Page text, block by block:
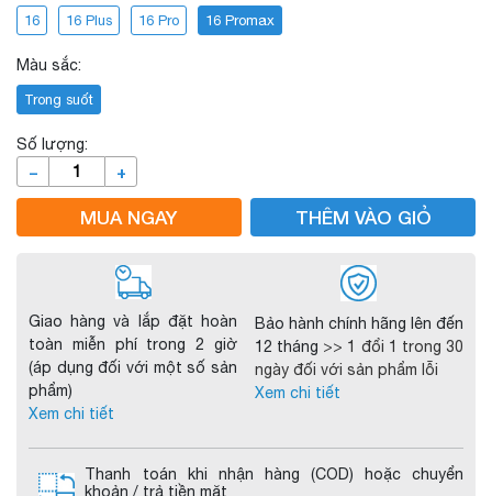
16 16 Plus 16 Pro 16 Promax
Màu sắc:
Trong suốt
Số lượng:
– +
MUA NGAY THÊM VÀO GIỎ
Giao hàng và lắp đặt hoàn
toàn miễn phí trong 2 giờ
(áp dụng đối với một số sản
phẩm)
Xem chi tiết
Bảo hành chính hãng lên đến
12 tháng >> 1 đổi 1 trong 30
ngày đối với sản phẩm lỗi
Xem chi tiết
Thanh toán khi nhận hàng (COD) hoặc chuyển
khoản / trả tiền mặt